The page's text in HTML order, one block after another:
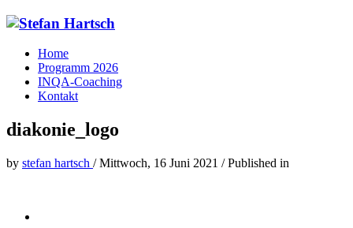
Home
Programm 2026
INQA-Coaching
Kontakt
diakonie_logo
by stefan hartsch /Mittwoch, 16 Juni 2021 /Published in